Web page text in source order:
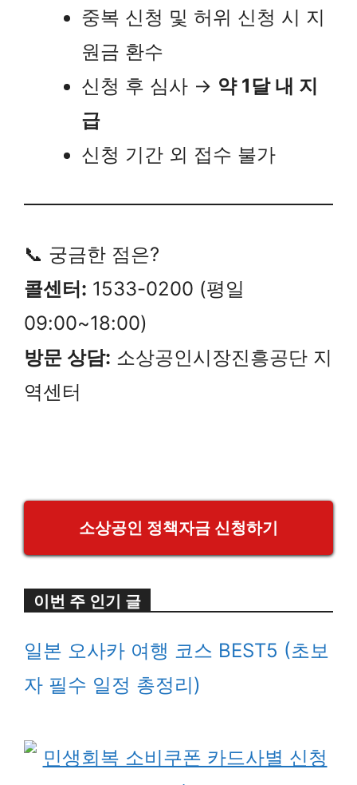
중복 신청 및 허위 신청 시 지
원금 환수
신청 후 심사 → 약 1달 내 지
급
신청 기간 외 접수 불가
📞 궁금한 점은?
콜센터: 1533-0200 (평일
09:00~18:00)
방문 상담: 소상공인시장진흥공단 지
역센터
소상공인 정책자금 신청하기
이번 주 인기 글
일본 오사카 여행 코스 BEST5 (초보
자 필수 일정 총정리)